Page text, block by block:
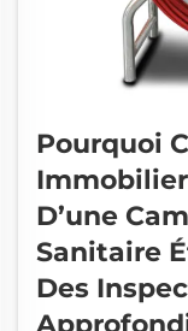
Pourquoi
D’une
Sanitaire
Des